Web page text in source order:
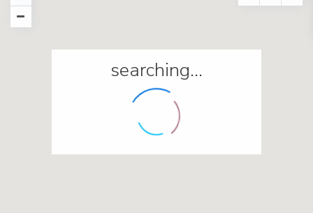
searching...